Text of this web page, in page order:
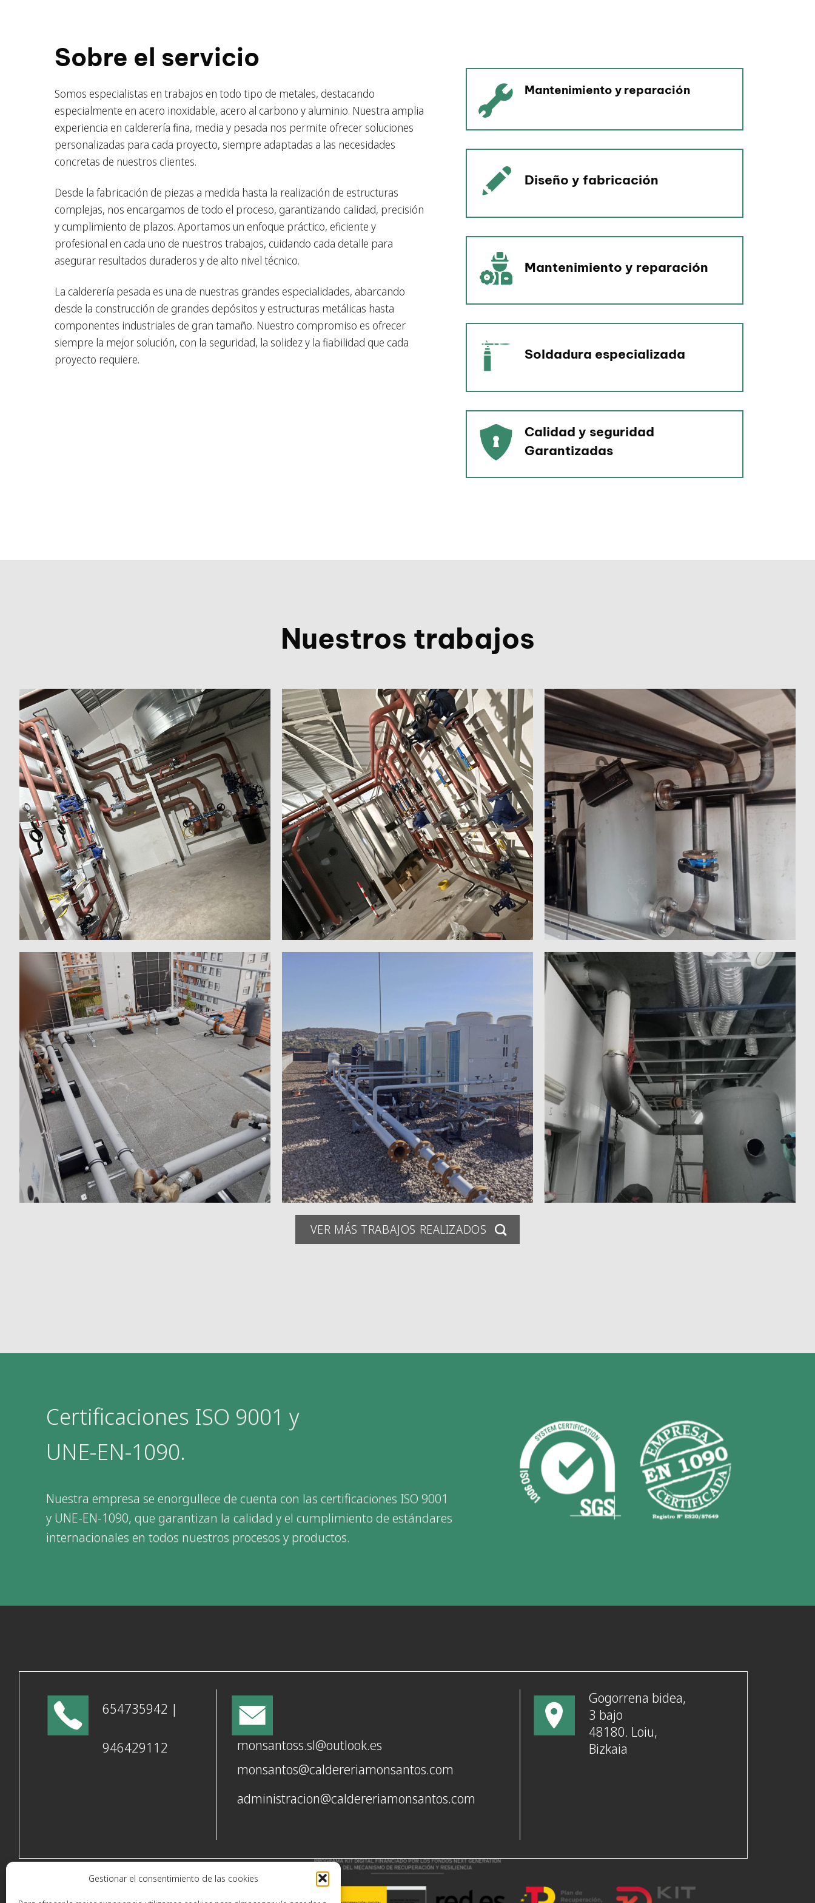
Gestionar el consentimiento de las cookies
Sobre el servicio
Somos especialistas en trabajos en todo tipo de metales, destacando
especialmente en acero inoxidable, acero al carbono y aluminio. Nuestra amplia
experiencia en calderería fina, media y pesada nos permite ofrecer soluciones
personalizadas para cada proyecto, siempre adaptadas a las necesidades
concretas de nuestros clientes.
Desde la fabricación de piezas a medida hasta la realización de estructuras
complejas, nos encargamos de todo el proceso, garantizando calidad, precisión
y cumplimiento de plazos. Aportamos un enfoque práctico, eficiente y
profesional en cada uno de nuestros trabajos, cuidando cada detalle para
asegurar resultados duraderos y de alto nivel técnico.
La calderería pesada es una de nuestras grandes especialidades, abarcando
desde la construcción de grandes depósitos y estructuras metálicas hasta
componentes industriales de gran tamaño. Nuestro compromiso es ofrecer
siempre la mejor solución, con la seguridad, la solidez y la fiabilidad que cada
proyecto requiere.
Mantenimiento y reparación
Diseño y fabricación
Mantenimiento y reparación
Soldadura especializada
Calidad y seguridad
Garantizadas
Nuestros trabajos
VER MÁS TRABAJOS REALIZADOS
Certificaciones ISO 9001 y
UNE-EN-1090.
Nuestra empresa se enorgullece de cuenta con las certificaciones ISO 9001
y UNE-EN-1090, que garantizan la calidad y el cumplimiento de estándares
internacionales en todos nuestros procesos y productos.
654735942 |
946429112
monsantoss.sl@outlook.es
monsantos@caldereriamonsantos.com
administracion@caldereriamonsantos.com
Gogorrena bidea,
3 bajo
48180. Loiu,
Bizkaia